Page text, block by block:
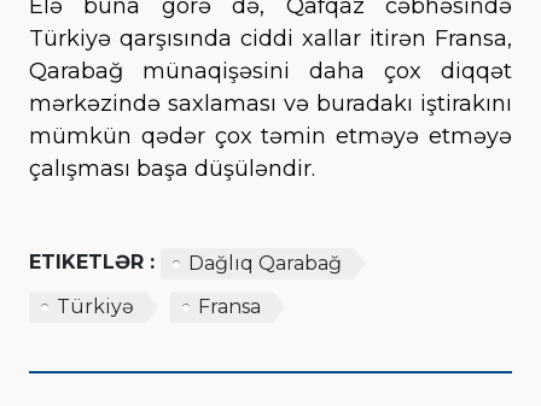
Elə buna görə də, Qafqaz cəbhəsində
Türkiyə qarşısında ciddi xallar itirən Fransa,
Qarabağ münaqişəsini daha çox diqqət
mərkəzində saxlaması və buradakı iştirakını
mümkün qədər çox təmin etməyə etməyə
çalışması başa düşüləndir.
ETIKETLƏR :
Dağlıq Qarabağ
Türkiyə
Fransa